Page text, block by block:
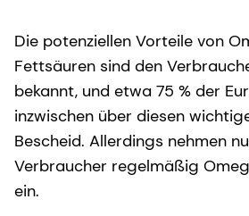
Die potenziellen Vorteile von
Fettsäuren sind den
bekannt, und etwa 75 % der
inzwischen über diesen
Bescheid. Allerdings nehmen
Verbraucher regelmäßig
ein.